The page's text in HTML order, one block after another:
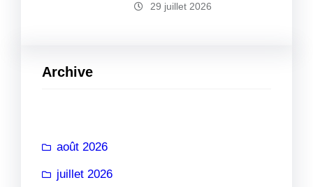
29 juillet 2026
Archive
août 2026
juillet 2026